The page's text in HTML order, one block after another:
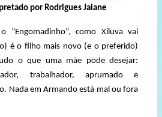
por Rodrigues Jalane
“Engomadinho”, como Xiluva vai
é o filho mais novo (e o preferido)
o que uma mãe pode desejar:
trabalhador, aprumado e
Nada em Armando está mal ou fora